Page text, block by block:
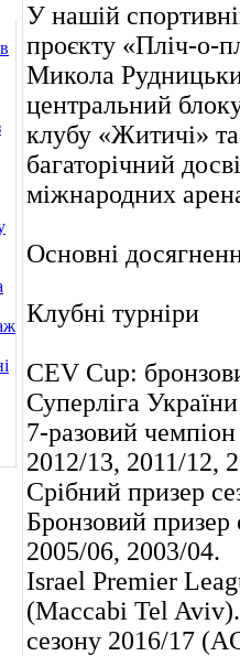
У нашій
проєкту «Пліч-о-
Микола
центральний
клубу «Житичі»
багаторічний
міжнародних
Основні
Клубні турніри
CEV Cup:
Суперліга
7-разовий
2012/13, 2011/12,
Срібний призер
Бронзовий
2005/06, 2003/04.
Israel Premier
(Maccabi Tel
сезону 2016/17